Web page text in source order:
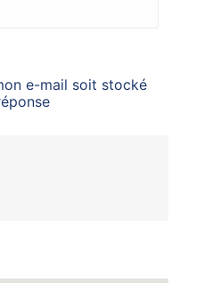
e-mail soit stocké